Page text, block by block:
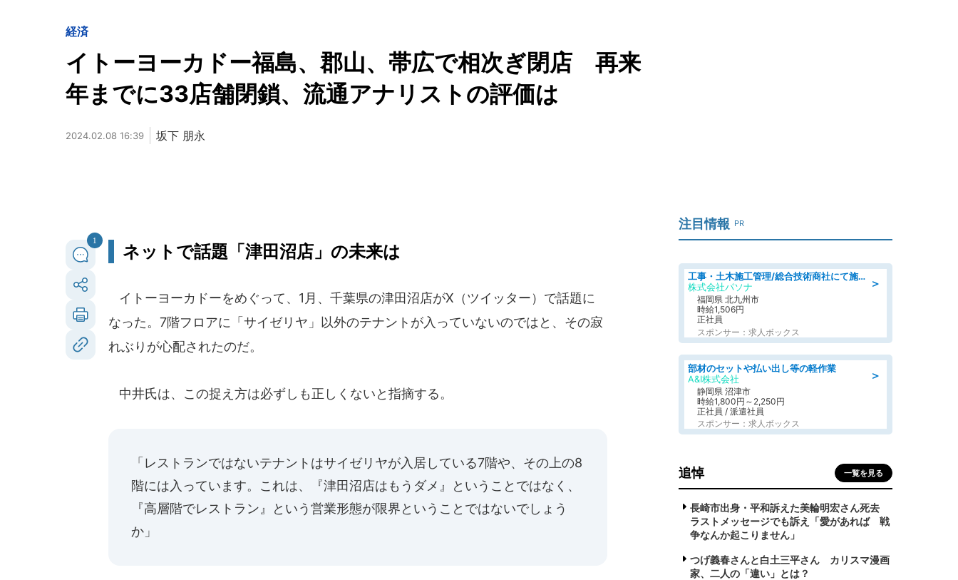
経済
イトーヨーカドー福島、郡山、帯広で相次ぎ閉店 再来
年までに33店舗閉鎖、流通アナリストの評価は
2024.02.08 16:39 坂下 朋永
1
ネットで話題「津田沼店」の未来は
イトーヨーカドーをめぐって、1月、千葉県の津田沼店がX（ツイッター）で話題に
なった。7階フロアに「サイゼリヤ」以外のテナントが入っていないのではと、その寂
れぶりが心配されたのだ。
中井氏は、この捉え方は必ずしも正しくないと指摘する。
「レストランではないテナントはサイゼリヤが入居している7階や、その上の8
階には入っています。これは、『津田沼店はもうダメ』ということではなく、
『高層階でレストラン』という営業形態が限界ということではないでしょう
か」
注目情報 PR
＞
工事・土木施工管理/総合技術商社にて施工管理のお仕事/即日勤務可/車通勤可/工事・土木施工管理/生産・品質管理
株式会社パソナ
福岡県 北九州市
時給1,506円
正社員
スポンサー：求人ボックス
＞
部材のセットや払い出し等の軽作業
A&I株式会社
静岡県 沼津市
時給1,800円～2,250円
正社員 / 派遣社員
スポンサー：求人ボックス
追悼 一覧を見る
長崎市出身・平和訴えた美輪明宏さん死去
ラストメッセージでも訴え「愛があれば 戦
争なんか起こりません」
つげ義春さんと白土三平さん カリスマ漫画
家、二人の「違い」とは？